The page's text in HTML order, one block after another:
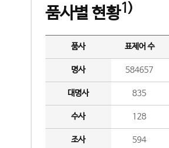
품사별 현황1)
품사 표제어 수
명사 584657
대명사 835
수사 128
조사 594